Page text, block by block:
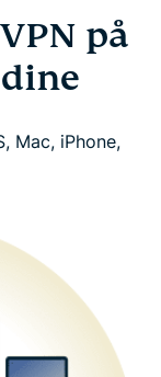
på
Mac, iPhone,